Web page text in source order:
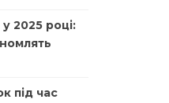
2025 році:
під час